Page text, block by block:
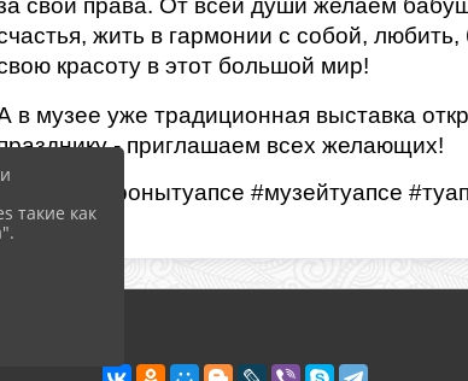
свои права. От всей души желаем
жить в гармонии с собой,
красоту в этот большой мир!
в музее уже традиционная выставка
- приглашаем всех желающих!
#музейоборонытуапсе #музейтуапсе
такие как